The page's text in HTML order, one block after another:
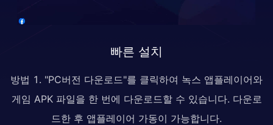
빠른 설치
방법 1. "PC버전 다운로드"를 클릭하여 녹스 앱플레이어와
게임 APK 파일을 한 번에 다운로드할 수 있습니다. 다운로
드한 후 앱플레이어 가동이 가능합니다.